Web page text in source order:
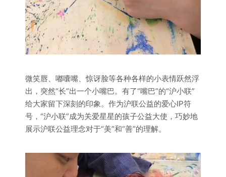
微笑唇、嘟囔嘴、惊讶脸等各种各样的小表情跃然浮
出，突然“长”出一个小嘴巴。有了“嘴巴”的“沪小联”
给大家留下深刻的印象。作为沪联公益的爱心IP符
号，“沪小联”成为关爱星星的孩子公益大使，巧妙地
展示沪联公益理念对于“美”和“善”的理解。